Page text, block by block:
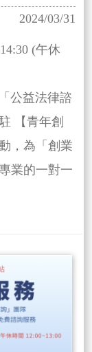
2024/03/31
(午休
公益法律諮
【青年創
，為「創業
業的一對一